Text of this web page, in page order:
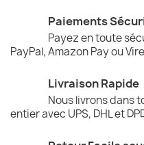
Paiements
Payez en toute
PayPal, Amazon Pay ou
Livraison Rapide
Nous livrons dans
entier avec UPS, DHL et